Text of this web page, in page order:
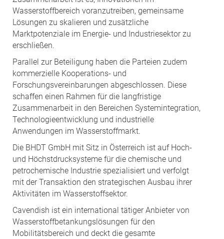
Wasserstoffbereich voranzutreiben, gemeinsame
Lösungen zu skalieren und zusätzliche
Marktpotenziale im Energie- und Industriesektor zu
erschließen.
Parallel zur Beteiligung haben die Parteien zudem
kommerzielle Kooperations- und
Forschungsvereinbarungen abgeschlossen. Diese
schaffen einen Rahmen für die langfristige
Zusammenarbeit in den Bereichen Systemintegration,
Technologieentwicklung und industrielle
Anwendungen im Wasserstoffmarkt.
Die BHDT GmbH mit Sitz in Österreich ist auf Hoch-
und Höchstdrucksysteme für die chemische und
petrochemische Industrie spezialisiert und verfolgt
mit der Transaktion den strategischen Ausbau ihrer
Aktivitäten im Wasserstoffsektor.
Cavendish ist ein international tätiger Anbieter von
Wasserstoffbetankungslösungen für den
Mobilitätsbereich und deckt die gesamte